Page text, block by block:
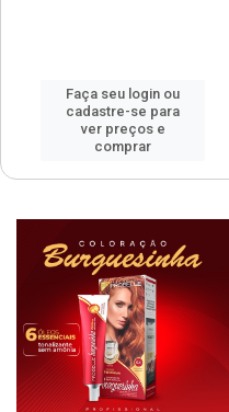
Faça seu login ou
cadastre-se para
ver preços e
comprar